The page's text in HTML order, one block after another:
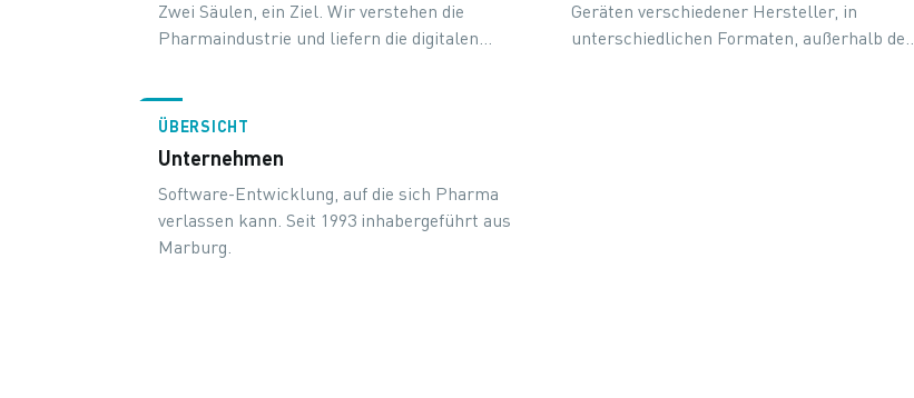
Zwei Säulen, ein Ziel. Wir verstehen die
Pharmaindustrie und liefern die digitalen
Geräten verschiedener Hersteller, in
unterschiedlichen Formaten, außerhalb des
ÜBERSICHT
Unternehmen
Software-Entwicklung, auf die sich Pharma
verlassen kann. Seit 1993 inhabergeführt aus
Marburg.